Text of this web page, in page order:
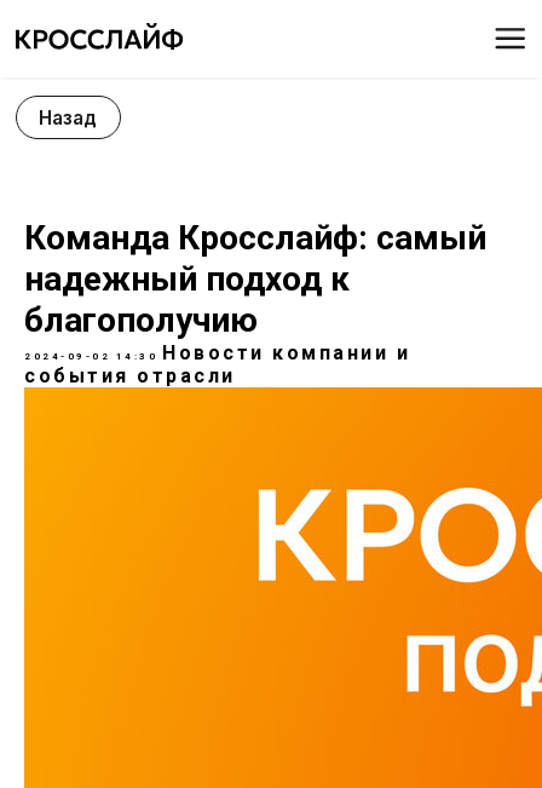
Назад
Команда Кросслайф: самый
надежный подход к
благополучию
2024-09-02 14:30
Новости компании и
события отрасли